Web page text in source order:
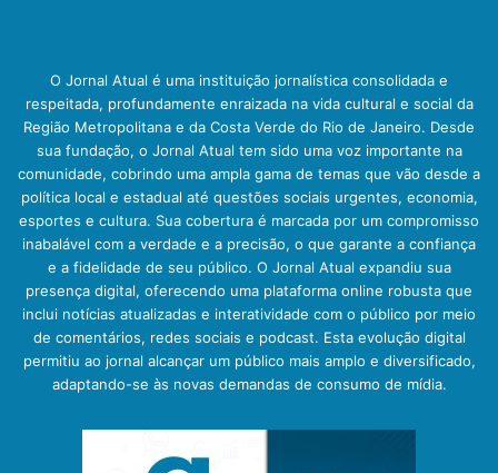
O Jornal Atual é uma instituição jornalística consolidada e
respeitada, profundamente enraizada na vida cultural e social da
Região Metropolitana e da Costa Verde do Rio de Janeiro. Desde
sua fundação, o Jornal Atual tem sido uma voz importante na
comunidade, cobrindo uma ampla gama de temas que vão desde a
política local e estadual até questões sociais urgentes, economia,
esportes e cultura. Sua cobertura é marcada por um compromisso
inabalável com a verdade e a precisão, o que garante a confiança
e a fidelidade de seu público. O Jornal Atual expandiu sua
presença digital, oferecendo uma plataforma online robusta que
inclui notícias atualizadas e interatividade com o público por meio
de comentários, redes sociais e podcast. Esta evolução digital
permitiu ao jornal alcançar um público mais amplo e diversificado,
adaptando-se às novas demandas de consumo de mídia.